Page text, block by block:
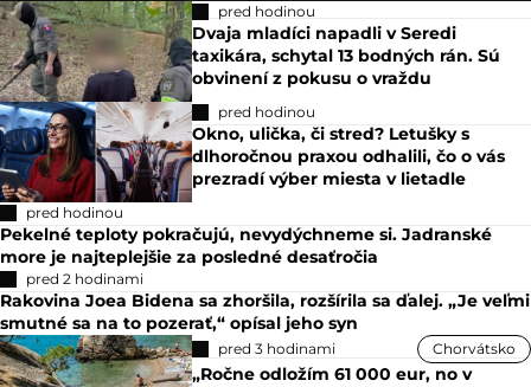
pred hodinou
Dvaja mladíci napadli v Seredi
taxikára, schytal 13 bodných rán. Sú
obvinení z pokusu o vraždu
pred hodinou
Okno, ulička, či stred? Letušky s
dlhoročnou praxou odhalili, čo o vás
prezradí výber miesta v lietadle
pred hodinou
Pekelné teploty pokračujú, nevydýchneme si. Jadranské
more je najteplejšie za posledné desaťročia
pred 2 hodinami
Rakovina Joea Bidena sa zhoršila, rozšírila sa ďalej. „Je veľmi
smutné sa na to pozerať,“ opísal jeho syn
pred 3 hodinami Chorvátsko
„Ročne odložím 61 000 eur, no v